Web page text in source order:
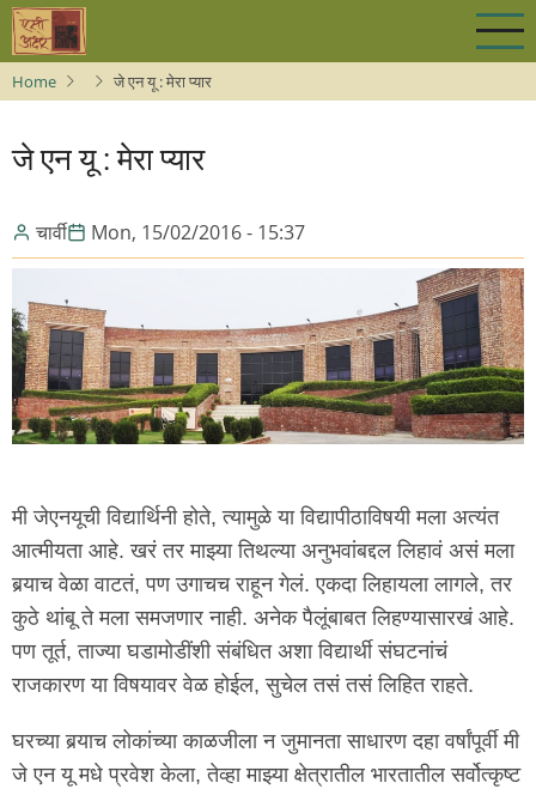
Skip
main
content
Home जे एन यू : मेरा प्यार
जे एन यू : मेरा प्यार
चार्वी Mon, 15/02/2016 - 15:37
मी जेएनयूची विद्यार्थिनी होते, त्यामुळे या विद्यापीठाविषयी मला अत्यंत
आत्मीयता आहे. खरं तर माझ्या तिथल्या अनुभवांबद्दल लिहावं असं मला
बर्‍याच वेळा वाटतं, पण उगाचच राहून गेलं. एकदा लिहायला लागले, तर
कुठे थांबू ते मला समजणार नाही. अनेक पैलूंबाबत लिहण्यासारखं आहे.
पण तूर्त, ताज्या घडामोडींशी संबंधित अशा विद्यार्थी संघटनांचं
राजकारण या विषयावर वेळ होईल, सुचेल तसं तसं लिहित राहते.
घरच्या बर्‍याच लोकांच्या काळजीला न जुमानता साधारण दहा वर्षांपूर्वी मी
जे एन यू मधे प्रवेश केला, तेव्हा माझ्या क्षेत्रातील भारतातील सर्वोत्कृष्ट